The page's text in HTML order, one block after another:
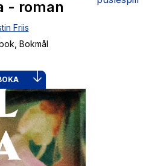
- roman
Friis
bok , Bokmål